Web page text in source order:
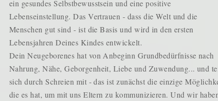
ein gesundes Selbstbewusstsein und eine positive
Lebenseinstellung. Das Vertrauen - dass die Welt und die
Menschen gut sind - ist die Basis und wird in den ersten
Lebensjahren Deines Kindes entwickelt.
Dein Neugeborenes hat von Anbeginn Grundbedürfnisse nach
Nahrung, Nähe, Geborgenheit, Liebe und Zuwendung... und
sich durch Schreien mit - das ist zunächst die einzige
die es hat, um mit uns Eltern zu kommunizieren. Und wir